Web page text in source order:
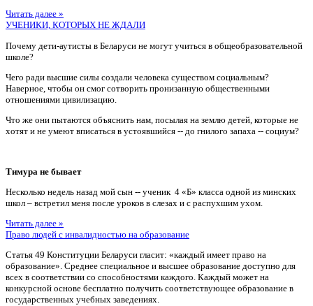
Читать далее »
УЧЕНИКИ, КОТОРЫХ НЕ ЖДАЛИ
Почему дети-аутисты в Беларуси не могут учиться в общеобразовательной
школе?
Чего ради высшие силы создали человека существом социальным?
Наверное, чтобы он смог сотворить пронизанную общественными
отношениями цивилизацию.
Что же они пытаются объяснить нам, посылая на землю детей, которые не
хотят и не умеют вписаться в устоявшийся -- до гнилого запаха -- социум?
Тимура не бывает
Несколько недель назад мой сын -- ученик 4 «Б» класса одной из минских
школ – встретил меня после уроков в слезах и с распухшим ухом.
Читать далее »
Право людей с инвалидностью на образование
Статья 49 Конституции Беларуси гласит: «каждый имеет право на
образование». Среднее специальное и высшее образование доступно для
всех в соответствии со способностями каждого. Каждый может на
конкурсной основе бесплатно получить соответствующее образование в
государственных учебных заведениях.